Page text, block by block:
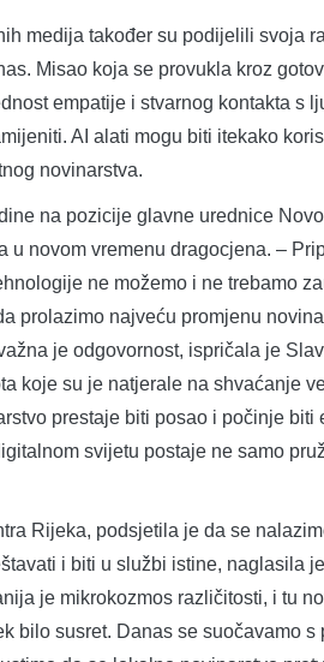
medija također su podijelili svoja
Misao koja se provukla kroz
empatije i stvarnog kontakta s
AI alati mogu biti itekako
novinarstva.
na pozicije glavne urednice
u novom vremenu dragocjena. –
ne možemo i ne trebamo
prolazimo najveću promjenu
je odgovornost, ispričala je
koje su je natjerale na shvaćanje
prestaje biti posao i počinje biti
svijetu postaje ne samo
Rijeka, podsjetila je da se
i biti u službi istine, naglasila
je mikrokozmos različitosti, i tu
bilo susret. Danas se suočavamo